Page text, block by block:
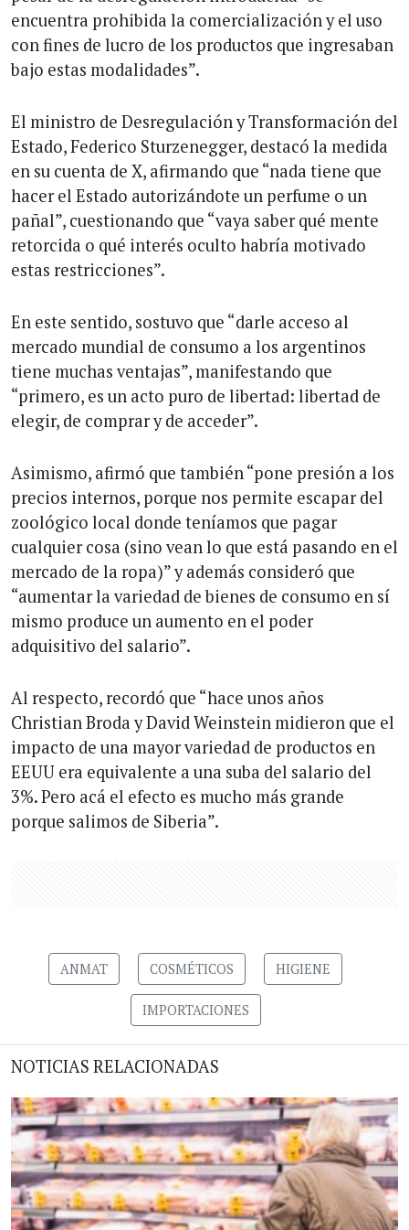
encuentra prohibida la comercialización y el uso
con fines de lucro de los productos que ingresaban
bajo estas modalidades”.
El ministro de Desregulación y Transformación del
Estado, Federico Sturzenegger, destacó la medida
en su cuenta de X, afirmando que “nada tiene que
hacer el Estado autorizándote un perfume o un
pañal”, cuestionando que “vaya saber qué mente
retorcida o qué interés oculto habría motivado
estas restricciones”.
En este sentido, sostuvo que “darle acceso al
mercado mundial de consumo a los argentinos
tiene muchas ventajas”, manifestando que
“primero, es un acto puro de libertad: libertad de
elegir, de comprar y de acceder”.
Asimismo, afirmó que también “pone presión a los
precios internos, porque nos permite escapar del
zoológico local donde teníamos que pagar
cualquier cosa (sino vean lo que está pasando en el
mercado de la ropa)” y además consideró que
“aumentar la variedad de bienes de consumo en sí
mismo produce un aumento en el poder
adquisitivo del salario”.
Al respecto, recordó que “hace unos años
Christian Broda y David Weinstein midieron que el
impacto de una mayor variedad de productos en
EEUU era equivalente a una suba del salario del
3%. Pero acá el efecto es mucho más grande
porque salimos de Siberia”.
ANMAT COSMÉTICOS HIGIENE
IMPORTACIONES
NOTICIAS RELACIONADAS